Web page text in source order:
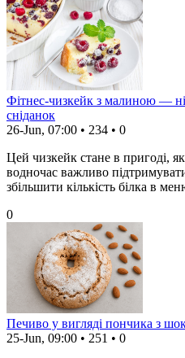
Фітнес-чизкейк з малиною —
сніданок
26-Jun, 07:00 • 234 • 0
Цей чизкейк стане в пригоді,
водночас важливо
збільшити кількість білка в
0
Печиво у вигляді пончика з
25-Jun, 09:00 • 251 • 0